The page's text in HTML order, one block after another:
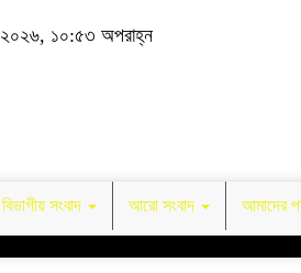
২০২৬, ১০:৫৩ অপরাহ্ন
বিভাগীয় সংবাদ আরো সংবাদ আমাদের